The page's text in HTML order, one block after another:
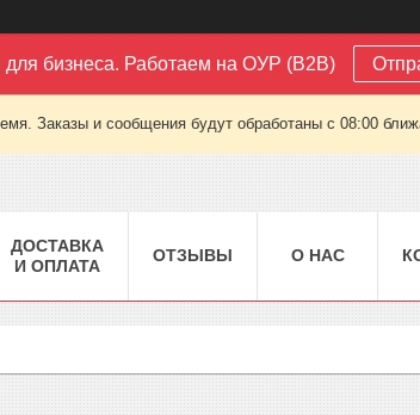
бизнеса. Работаем на ОУР (B2B)
Заказы и сообщения будут обработаны с 08:00
ДОСТАВКА
И ОПЛАТА
ОТЗЫВЫ О НАС